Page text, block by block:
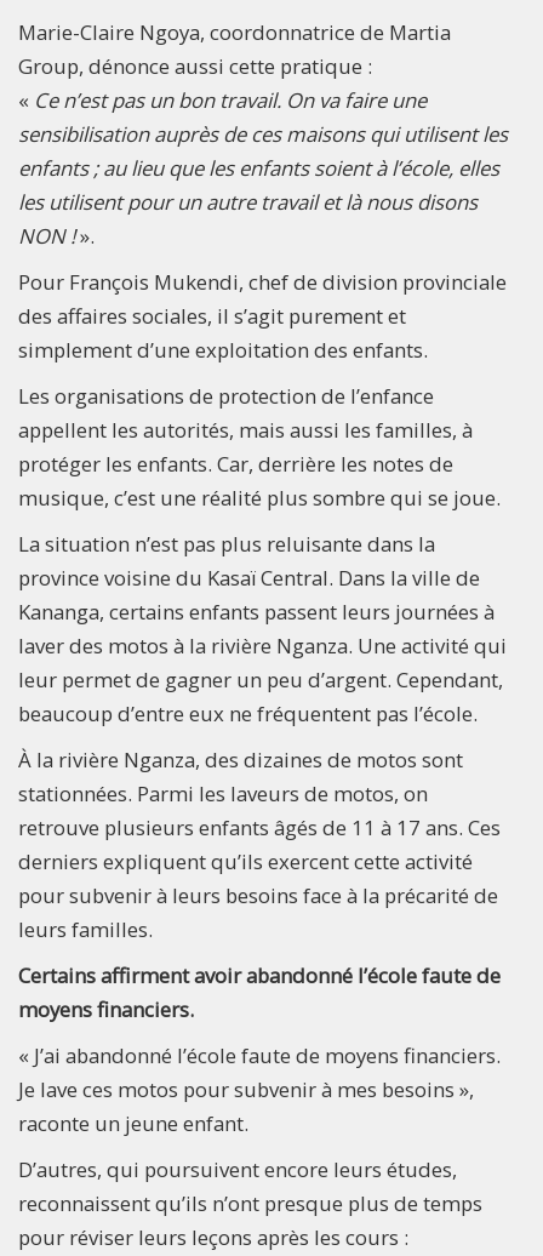
Marie-Claire Ngoya, coordonnatrice de Martia
Group, dénonce aussi cette pratique :
« Ce n’est pas un bon travail. On va faire une
sensibilisation auprès de ces maisons qui utilisent les
enfants ; au lieu que les enfants soient à l’école, elles
les utilisent pour un autre travail et là nous disons
NON !».
Pour François Mukendi, chef de division provinciale
des affaires sociales, il s’agit purement et
simplement d’une exploitation des enfants.
Les organisations de protection de l’enfance
appellent les autorités, mais aussi les familles, à
protéger les enfants. Car, derrière les notes de
musique, c’est une réalité plus sombre qui se joue.
La situation n’est pas plus reluisante dans la
province voisine du Kasaï Central. Dans la ville de
Kananga, certains enfants passent leurs journées à
laver des motos à la rivière Nganza. Une activité qui
leur permet de gagner un peu d’argent. Cependant,
beaucoup d’entre eux ne fréquentent pas l’école.
À la rivière Nganza, des dizaines de motos sont
stationnées. Parmi les laveurs de motos, on
retrouve plusieurs enfants âgés de 11 à 17 ans. Ces
derniers expliquent qu’ils exercent cette activité
pour subvenir à leurs besoins face à la précarité de
leurs familles.
Certains affirment avoir abandonné l’école faute de
moyens financiers.
« J’ai abandonné l’école faute de moyens financiers.
Je lave ces motos pour subvenir à mes besoins »,
raconte un jeune enfant.
D’autres, qui poursuivent encore leurs études,
reconnaissent qu’ils n’ont presque plus de temps
pour réviser leurs leçons après les cours :